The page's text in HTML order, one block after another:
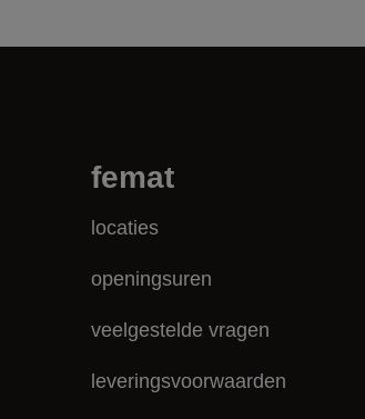
femat
locaties
openingsuren
veelgestelde vragen
leveringsvoorwaarden